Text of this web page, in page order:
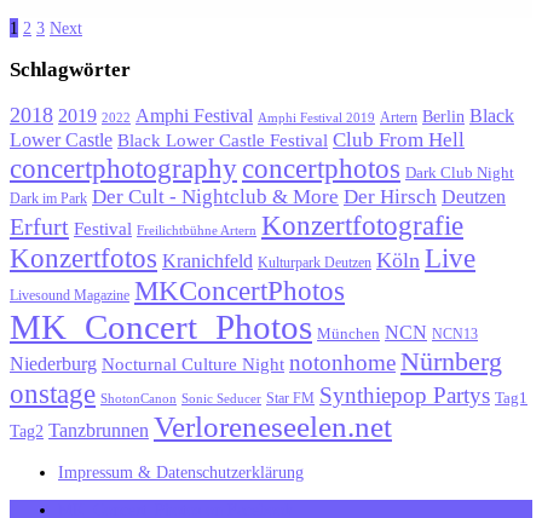
Seitennummerierung
der
1 2 3 Next
Schlagwörter
2018 2019 2022 Amphi Festival Amphi Festival 2019 Artern Berlin Black
Lower Castle Black Lower Castle Festival Club From Hell
concertphotographyconcertphotos Dark Club Night
Dark im Park Der Cult - Nightclub & More Der Hirsch Deutzen
Erfurt Festival Freilichtbühne Artern Konzertfotografie
Konzertfotos Kranichfeld Kulturpark Deutzen Köln Live
Livesound Magazine MKConcertPhotos
MK_Concert_Photos München NCN NCN13
Niederburg Nocturnal Culture Night notonhome Nürnberg
onstage ShotonCanon Sonic Seducer Star FM Synthiepop Partys Tag1
Tag2 Tanzbrunnen Verloreneseelen.net
Impressum & Datenschutzerklärung